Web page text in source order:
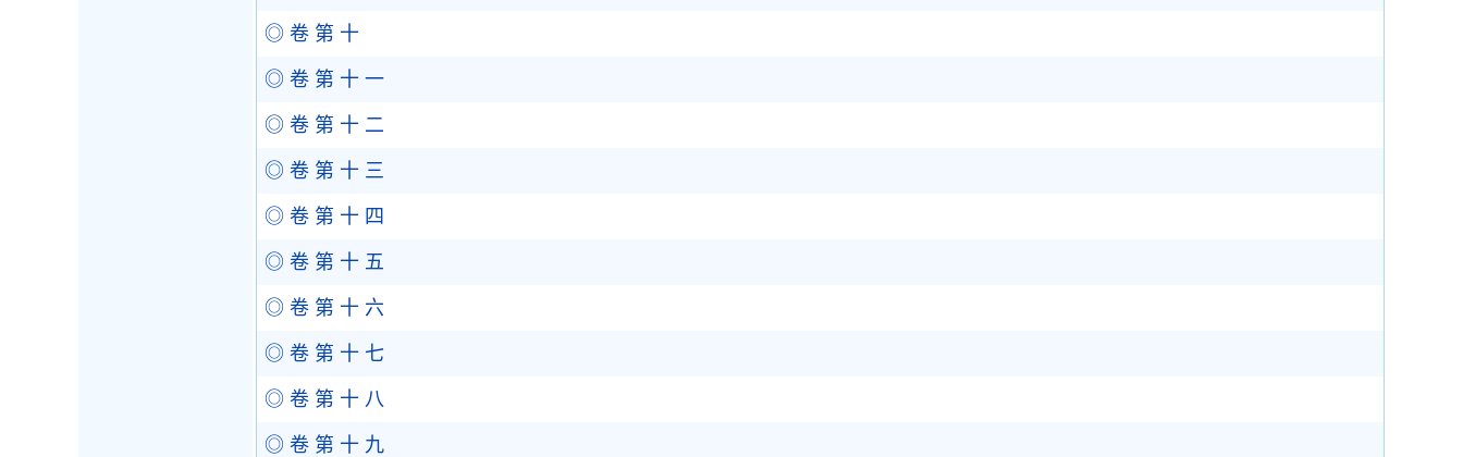
◎ 卷 第 十
◎ 卷 第 十 一
◎ 卷 第 十 二
◎ 卷 第 十 三
◎ 卷 第 十 四
◎ 卷 第 十 五
◎ 卷 第 十 六
◎ 卷 第 十 七
◎ 卷 第 十 八
◎ 卷 第 十 九